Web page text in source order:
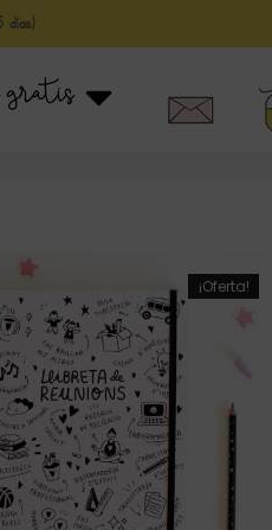
gratis
¡Oferta!